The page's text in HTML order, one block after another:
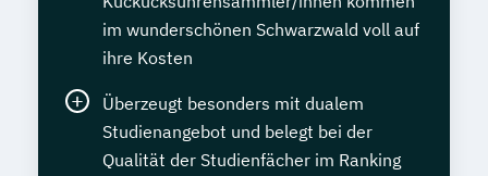
im wunderschönen Schwarzwald voll auf
ihre Kosten
Überzeugt besonders mit dualem
Studienangebot und belegt bei der
Qualität der Studienfächer im Ranking